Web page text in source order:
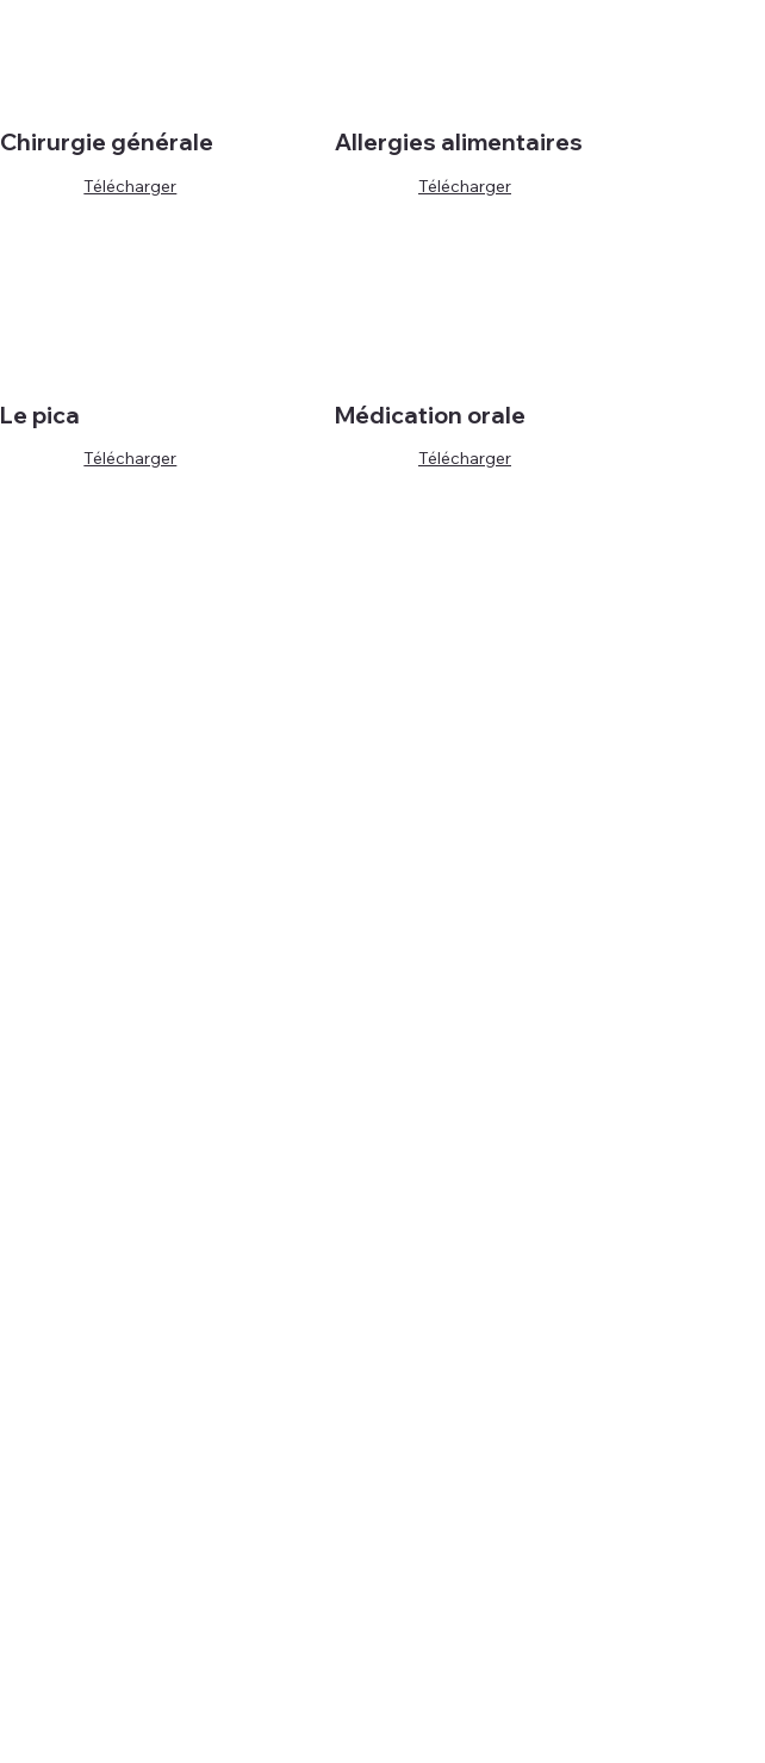
Chirurgie générale
Télécharger
Allergies alimentaires
Télécharger
Le pica
Télécharger
Médication orale
Télécharger